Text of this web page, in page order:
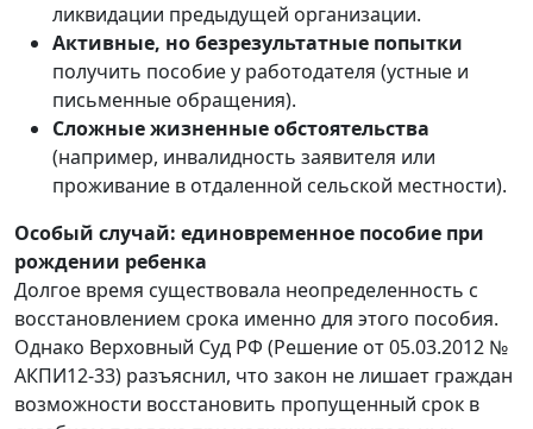
ликвидации предыдущей организации.
Активные, но безрезультатные попытки
получить пособие у работодателя (устные и
письменные обращения).
Сложные жизненные обстоятельства
(например, инвалидность заявителя или
проживание в отдаленной сельской местности).
Особый случай: единовременное пособие при
рождении ребенка
Долгое время существовала неопределенность с
восстановлением срока именно для этого пособия.
Однако Верховный Суд РФ (Решение от 05.03.2012 №
АКПИ12-33) разъяснил, что закон не лишает граждан
возможности восстановить пропущенный срок в